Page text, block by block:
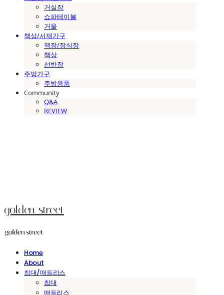
거실장
쇼파테이블
거울
책상/서재가구
책장/장식장
책상
선반장
주방가구
주방용품
Community
Q&A
REVIEW
golden street
Home
About
침대/매트리스
침대
매트리스